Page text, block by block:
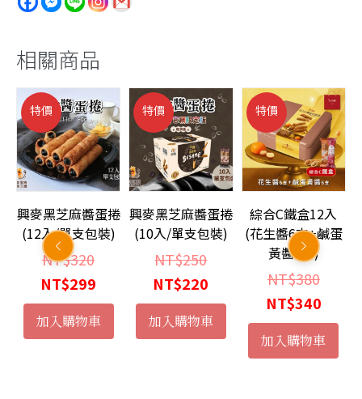
相關商品
特價
興麥黑芝麻醬蛋捲
(12入/單支包裝)
NT$320原
始
價
格：
NT$299
前
價
加入購物車
特價
興麥黑芝麻醬蛋捲
(10入/單支包裝)
NT$250原
始
價
格：
NT$250。
NT$220
前
價
加入購物車
特價
綜合C鐵盒12入
(花生醬6支+鹹蛋
黃醬6支)
NT$380原
始
價
格：
NT$340目
前
價
加入購物車